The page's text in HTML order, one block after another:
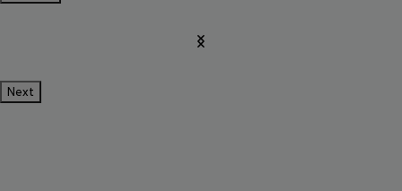
Next